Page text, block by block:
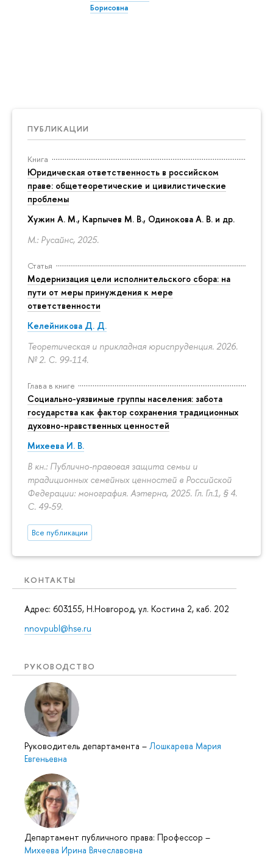
ПУБЛИКАЦИИ
Книга
Юридическая ответственность в российском
праве: общетеоретические и цивилистические
проблемы
Хужин А. М., Карпычев М. В., Одинокова А. В. и др.
М.: Русайнс, 2025.
Статья
Модернизация цели исполнительского сбора: на
пути от меры принуждения к мере
ответственности
Келейникова Д. Д.
Теоретическая и прикладная юриспруденция. 2026.
№ 2. С. 99-114.
Глава в книге
Социально-уязвимые группы населения: забота
государства как фактор сохранения традиционных
духовно-нравственных ценностей
Михеева И. В.
В кн.: Публично-правовая защита семьи и
традиционных семейных ценностей в Российской
Федерации: монография. Аэтерна, 2025. Гл. Гл.1, § 4.
С. 49-59.
Все публикации
КОНТАКТЫ
Адрес: 603155, Н.Новгород, ул. Костина 2, каб. 202
nnovpubl@hse.ru
РУКОВОДСТВО
Руководитель департамента – Лошкарева Мария
Евгеньевна
Департамент публичного права: Профессор –
Михеева Ирина Вячеславовна
Борисовна